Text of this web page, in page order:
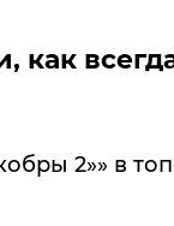
как
2»» в